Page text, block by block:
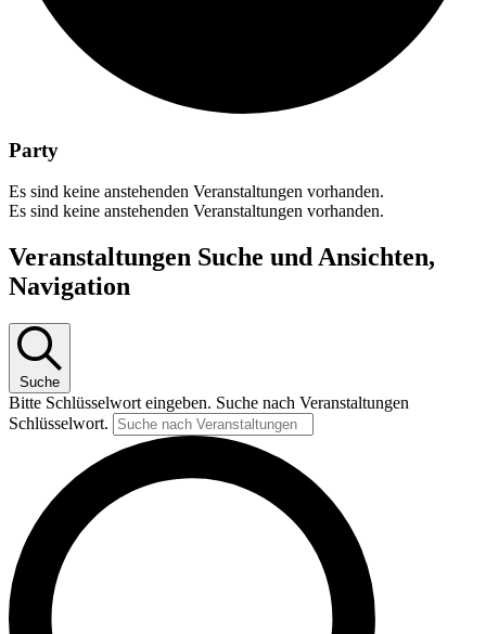
Party
Es sind keine anstehenden Veranstaltungen vorhanden.
Es sind keine anstehenden Veranstaltungen vorhanden.
Veranstaltungen Suche und Ansichten,
Navigation
Suche
Bitte Schlüsselwort eingeben. Suche nach Veranstaltungen
Schlüsselwort.